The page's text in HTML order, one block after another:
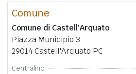
Comune
Comune di Castell'Arquato
Piazza Municipio 3
29014 Castell'Arquato PC
Centralino